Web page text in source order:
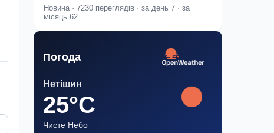
Новина · 7230 переглядів · за день 7 · за
місяць 62
Погода
Нетішин
25°C
Чисте Небо